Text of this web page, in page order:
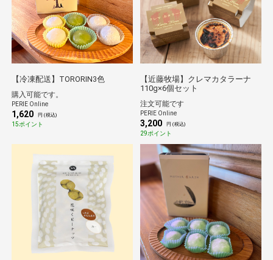
【冷凍配送】TORORIN3色
購入可能です。
PERIE Online
1,620 円 (税込)
15ポイント
【近藤牧場】クレマカタラーナ
110g×6個セット
注文可能です
PERIE Online
3,200 円 (税込)
29ポイント